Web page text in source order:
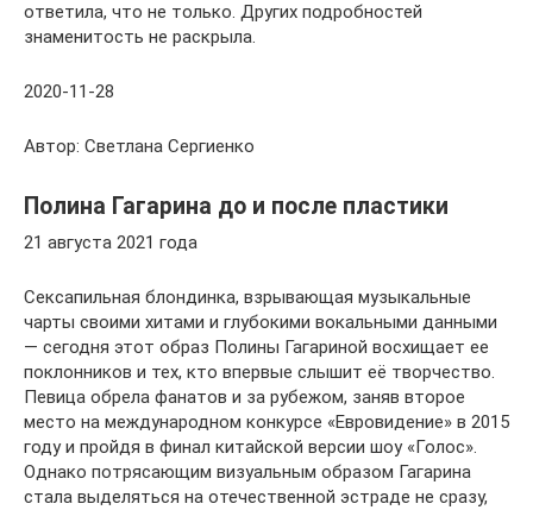
ответила, что не только. Других подробностей
знаменитость не раскрыла.
2020-11-28
Автор: Светлана Сергиенко
Полина Гагарина до и после пластики
21 августа 2021 года
Сексапильная блондинка, взрывающая музыкальные
чарты своими хитами и глубокими вокальными данными
— сегодня этот образ Полины Гагариной восхищает ее
поклонников и тех, кто впервые слышит её творчество.
Певица обрела фанатов и за рубежом, заняв второе
место на международном конкурсе «Евровидение» в 2015
году и пройдя в финал китайской версии шоу «Голос».
Однако потрясающим визуальным образом Гагарина
стала выделяться на отечественной эстраде не сразу,